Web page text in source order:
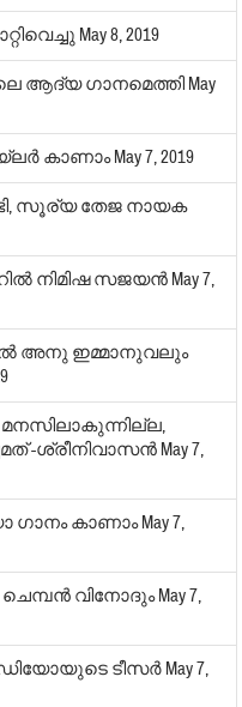
May 8, 2019
ആദ്യ ഗാനമെത്തി May
കാണാംMay 7, 2019
സൂര്യ തേജ നായക
നിമിഷ സജയന്‍ May 7,
അനു ഇമ്മാനുവലും
-ശ്രീനിവാസന്‍ May 7,
ഗാനം കാണാംMay 7,
ചെമ്പന്‍ വിനോദുംMay 7,
ടീസര്‍ May 7,